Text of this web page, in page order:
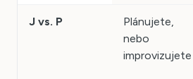
J vs. P
Plánujete,
nebo
improvizujete